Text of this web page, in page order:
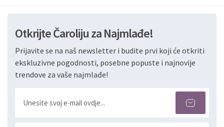
Otkrijte Čaroliju za Najmlađe!
Prijavite se na naš newsletter i budite prvi koji će otkriti
ekskluzivne pogodnosti, posebne popuste i najnovije
trendove za vaše najmlađe!